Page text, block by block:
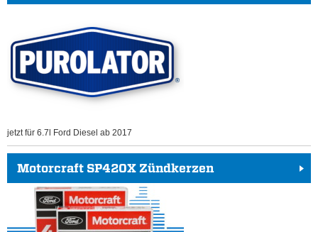
jetzt für 6.7l Ford Diesel ab 2017
Motorcraft SP420X Zündkerzen